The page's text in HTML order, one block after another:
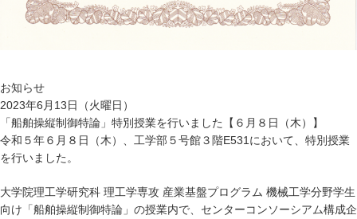
お知らせ
2023年6月13日（火曜日）
「船舶操縦制御特論」特別授業を行いました【６月８日（木）】
令和５年６月８日（木）、工学部５号館３階E531において、特別授業
を行いました。
大学院理工学研究科 理工学専攻 産業基盤プログラム 機械工学分野学生
向け「船舶操縦制御特論」の授業内で、センターコンソーシアム構成企